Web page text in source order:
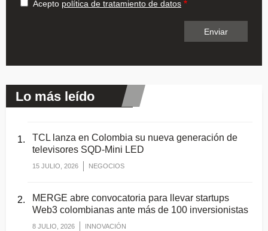
Acepto política de tratamiento de datos
Lo más leído
TCL lanza en Colombia su nueva generación de
televisores SQD-Mini LED
15 JULIO, 2026 NEGOCIOS
MERGE abre convocatoria para llevar startups
Web3 colombianas ante más de 100 inversionistas
8 JULIO, 2026 INNOVACIÓN